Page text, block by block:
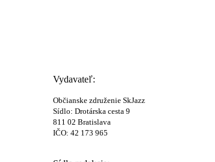
Vydavateľ:
Občianske združenie SkJazz
Sídlo: Drotárska cesta 9
811 02 Bratislava
IČO: 42 173 965